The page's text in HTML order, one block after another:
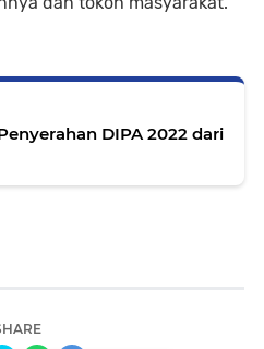
DIPA 2022 dari